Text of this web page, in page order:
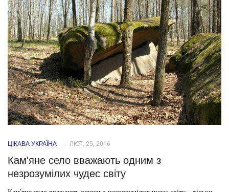
ЦІКАВА УКРАЇНА ЛЮТ. 25, 2016
Кам'яне село вважають одним з
незрозумілих чудес світу